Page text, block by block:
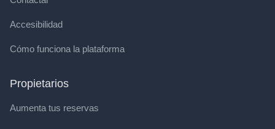
Accesibilidad
Cómo funciona la plataforma
Propietarios
Aumenta tus reservas